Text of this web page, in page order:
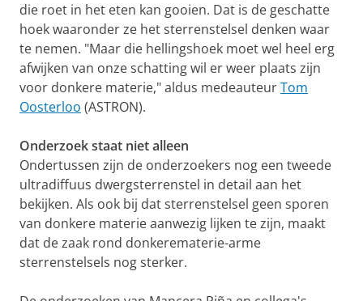
die roet in het eten kan gooien. Dat is de geschatte
hoek waaronder ze het sterrenstelsel denken waar
te nemen. "Maar die hellingshoek moet wel heel erg
afwijken van onze schatting wil er weer plaats zijn
voor donkere materie," aldus medeauteurTom
Oosterloo (ASTRON).
Onderzoek staat niet alleen
Ondertussen zijn de onderzoekers nog een tweede
ultradiffuus dwergsterrenstel in detail aan het
bekijken. Als ook bij dat sterrenstelsel geen sporen
van donkere materie aanwezig lijken te zijn, maakt
dat de zaak rond donkerematerie-arme
sterrenstelsels nog sterker.